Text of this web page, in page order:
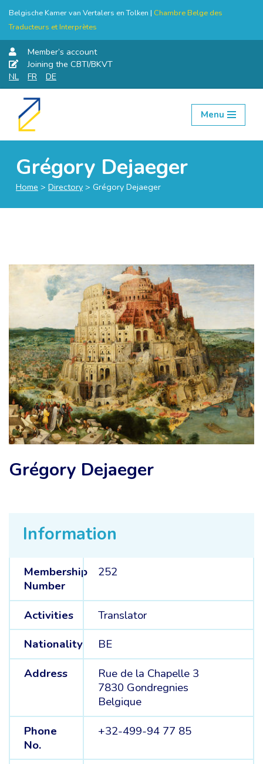
Belgische Kamer van Vertalers en Tolken | Chambre Belge des
Traducteurs et Interprètes
Member’s account
Joining the CBTI/BKVT
NL
FR DE
Skip
Menu
Grégory Dejaeger
Home > Directory > Grégory Dejaeger
Information
Membership
Number
252
Activities
Translator
Nationality
BE
Address
Rue de la Chapelle 3
7830 Gondregnies
Belgique
Phone
No.
+32-499-94 77 85
Grégory Dejaeger